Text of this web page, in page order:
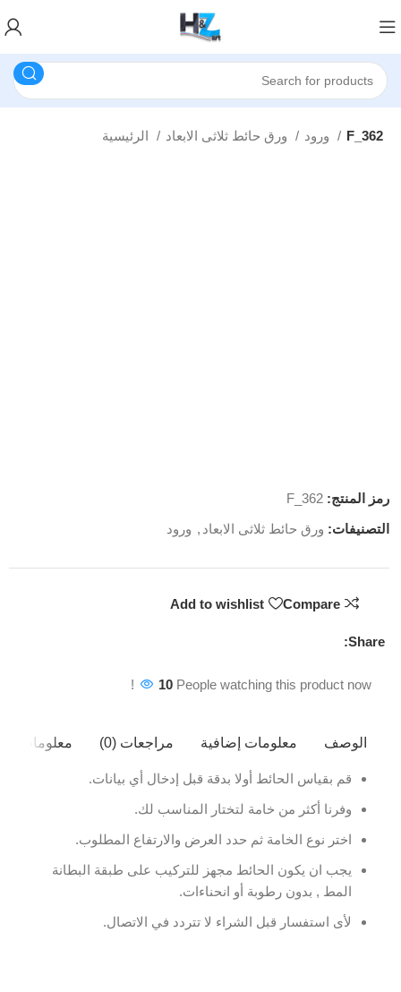
F_362
رمز المنتج:F_362
التصنيفات: ورق حائط ثلاثى الابعاد , ورود
Compare
Add to wishlist
Share:
10 People watching this product now!
الوصف معلومات إضافية مراجعات (0) معلومات
قم بقياس الحائط أولا بدقة قبل إدخال أي بيانات.
وفرنا أكثر من خامة لتختار المناسب لك.
اختر نوع الخامة ثم حدد العرض والارتفاع المطلوب.
يجب ان يكون الحائط مجهز للتركيب على طبقة البطانة
المط , بدون رطوبة أو انحناءات.
لأى استفسار قبل الشراء لا تتردد في الاتصال.